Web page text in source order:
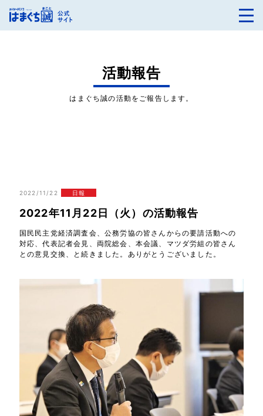
活動報告
はまぐち誠の活動をご報告します。
2022/11/22 日報
2022年11月22日（火）の活動報告
国民民主党経済調査会、公務労協の皆さんからの要請活動への
対応、代表記者会見、両院総会、本会議、マツダ労組の皆さん
との意見交換、と続きました。ありがとうございました。